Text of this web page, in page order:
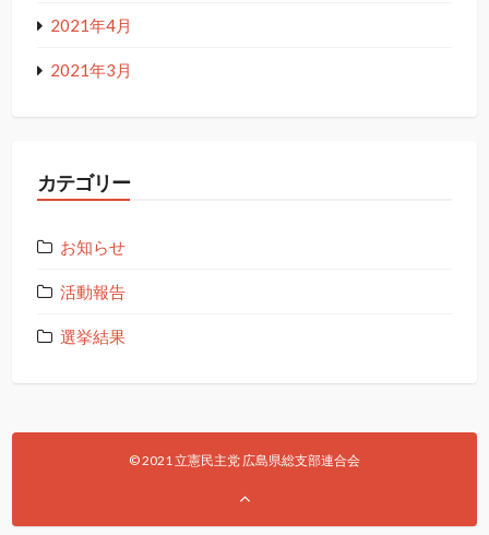
2021年4月
2021年3月
カテゴリー
お知らせ
活動報告
選挙結果
© 2021 立憲民主党 広島県総支部連合会